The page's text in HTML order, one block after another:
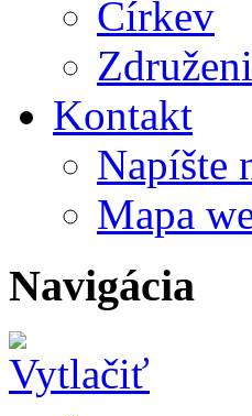
Církev
Kontakt
Napíšte
Mapa
Navigácia